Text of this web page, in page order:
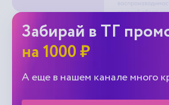
Забирай в ТГ
на 1000 ₽
А еще в нашем канале много